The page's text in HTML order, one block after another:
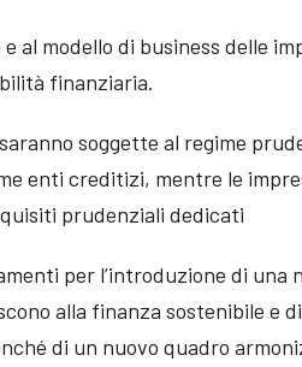
al modello di business delle
finanziaria.
soggette al regime
enti creditizi, mentre le
prudenziali dedicati
per l’introduzione di una
alla finanza sostenibile e
di un nuovo quadro